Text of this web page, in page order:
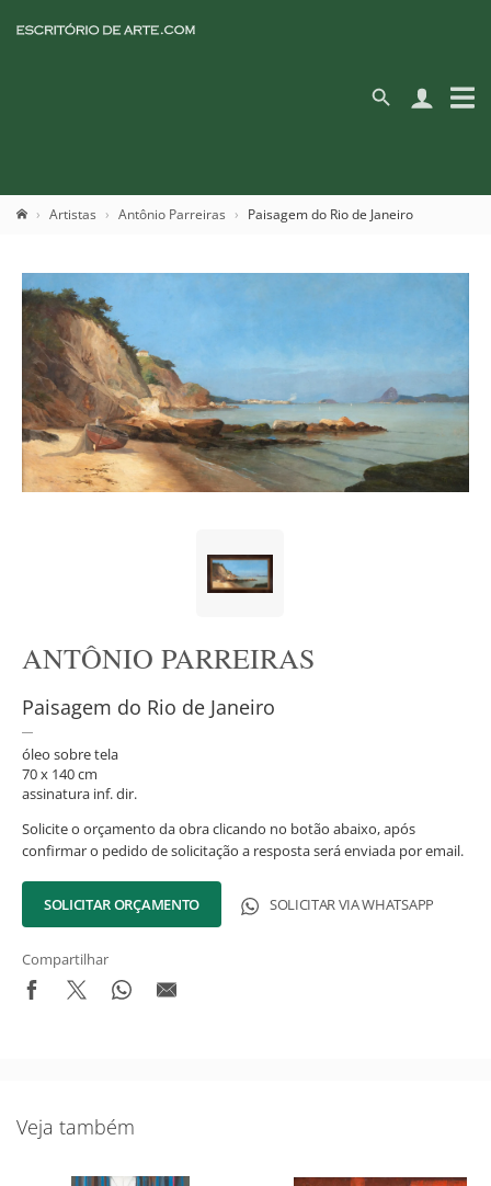
Artistas Antônio Parreiras Paisagem do Rio de Janeiro
ANTÔNIO PARREIRAS
Paisagem do Rio de Janeiro
óleo sobre tela
70 x 140 cm
assinatura inf. dir.
Solicite o orçamento da obra clicando no botão abaixo, após
confirmar o pedido de solicitação a resposta será enviada por email.
SOLICITAR ORÇAMENTO SOLICITAR VIA WHATSAPP
Compartilhar
Veja também